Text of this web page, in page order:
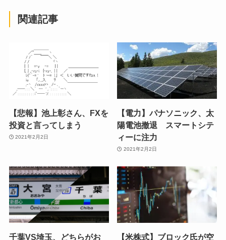
関連記事
【悲報】池上彰さん、FXを
投資と言ってしまう
2021年2月2日
【電力】パナソニック、太
陽電池撤退 スマートシテ
ィーに注力
2021年2月2日
千葉VS埼玉、どちらがお
【米株式】ブロック氏が空